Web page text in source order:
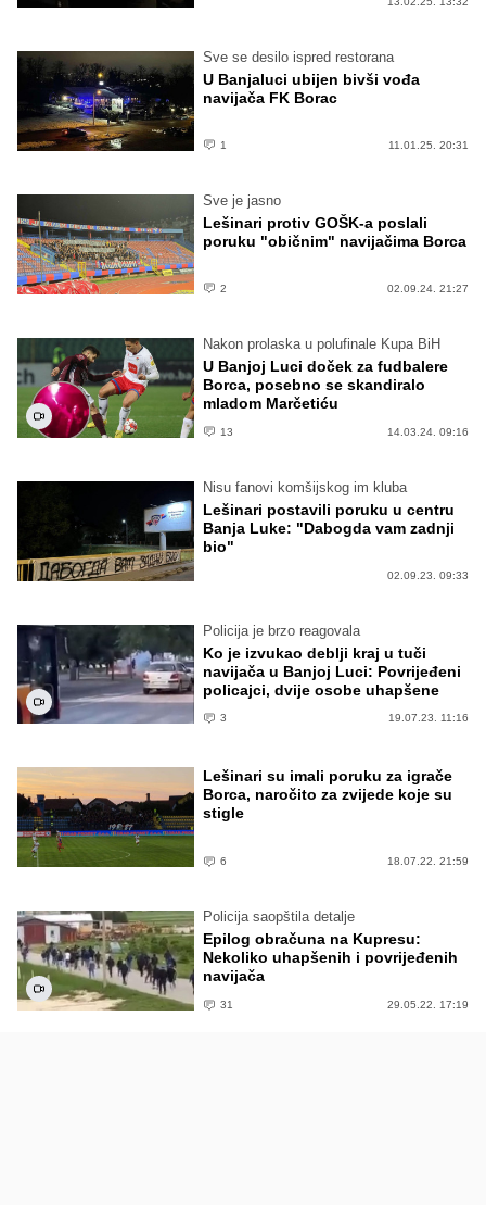
Sve se desilo ispred restorana
U Banjaluci ubijen bivši vođa
navijača FK Borac
1 11.01.25. 20:31
Sve je jasno
Lešinari protiv GOŠK-a poslali
poruku "običnim" navijačima Borca
2 02.09.24. 21:27
Nakon prolaska u polufinale Kupa BiH
U Banjoj Luci doček za fudbalere
Borca, posebno se skandiralo
mladom Marčetiću
13 14.03.24. 09:16
Nisu fanovi komšijskog im kluba
Lešinari postavili poruku u centru
Banja Luke: "Dabogda vam zadnji
bio"
02.09.23. 09:33
Policija je brzo reagovala
Ko je izvukao deblji kraj u tuči
navijača u Banjoj Luci: Povrijeđeni
policajci, dvije osobe uhapšene
3 19.07.23. 11:16
Lešinari su imali poruku za igrače
Borca, naročito za zvijede koje su
stigle
6 18.07.22. 21:59
Policija saopštila detalje
Epilog obračuna na Kupresu:
Nekoliko uhapšenih i povrijeđenih
navijača
31 29.05.22. 17:19